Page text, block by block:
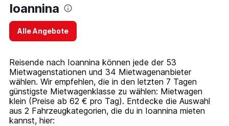
Ioannina
Alle Angebote
Reisende nach Ioannina können jede der 53
Mietwagenstationen und 34 Mietwagenanbieter
wählen. Wir empfehlen, die in den letzten 7 Tagen
günstigste Mietwagenklasse zu wählen: Mietwagen
klein (Preise ab 62 € pro Tag). Entdecke die Auswahl
aus 2 Fahrzeugkategorien, die du in Ioannina mieten
kannst, hier: